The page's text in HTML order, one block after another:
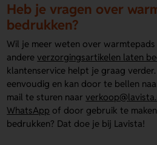
Heb je vragen over
bedrukken?
Wil je meer weten over
andere verzorgingsartikelen laten
klantenservice helpt je graag
eenvoudig en kan door te bellen
mail te sturen naar
WhatsApp of door gebruik te
bedrukken? Dat doe je bij Lavista!